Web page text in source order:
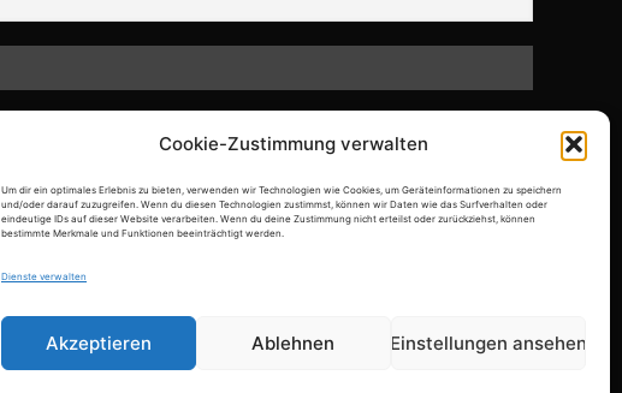
Cookie-Zustimmung verwalten
Um dir ein optimales Erlebnis zu bieten, verwenden wir Technologien wie Cookies, um Geräteinformationen zu speichern
und/oder darauf zuzugreifen. Wenn du diesen Technologien zustimmst, können wir Daten wie das Surfverhalten oder
eindeutige IDs auf dieser Website verarbeiten. Wenn du deine Zustimmung nicht erteilst oder zurückziehst, können
bestimmte Merkmale und Funktionen beeinträchtigt werden.
Dienste verwalten
Akzeptieren Ablehnen Einstellungen ansehen
IMPRESSUM